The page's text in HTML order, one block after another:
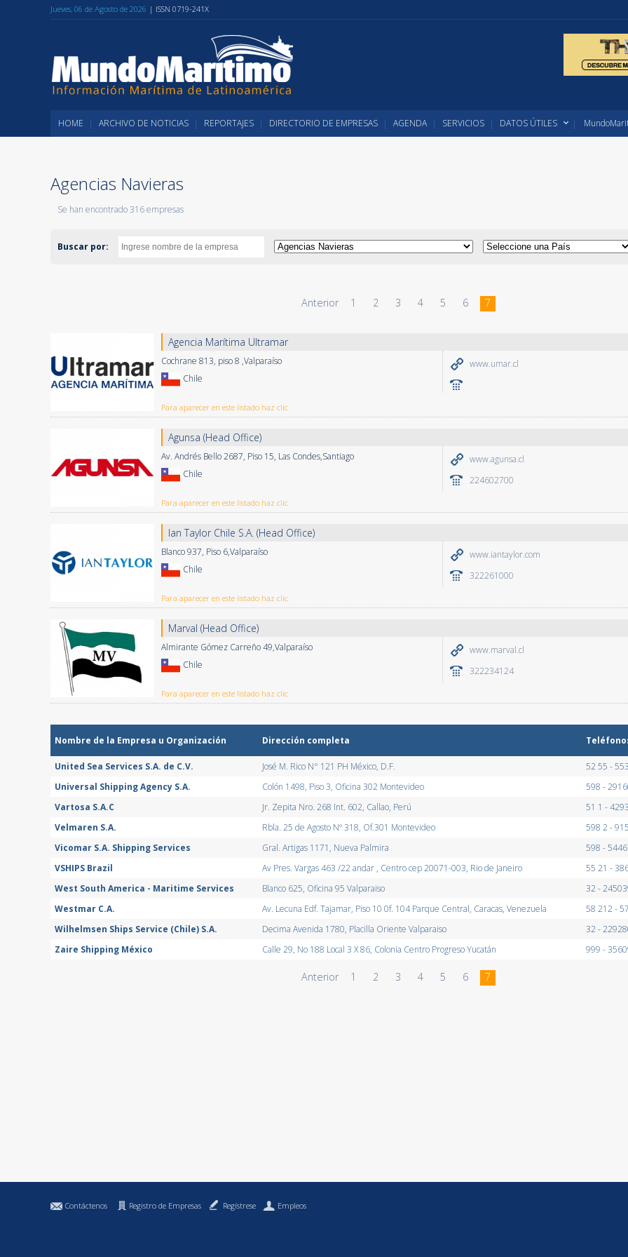
Jueves, 06 de Agosto de 2026 | ISSN 0719-241X
HOME ARCHIVO DE NOTICIAS REPORTAJES DIRECTORIO DE EMPRESAS AGENDA SERVICIOS DATOS ÚTILES
Agencias Navieras
Se han encontrado 316 empresas
Buscar por:
Anterior 1 2 3 4 5 6 7
Agencia Marítima Ultramar
Cochrane 813, piso 8 ,Valparaíso
Chile
Para aparecer en este listado haz clic
www.umar.cl
Agunsa (Head Office)
Av. Andrés Bello 2687, Piso 15, Las Condes,Santiago
Chile
Para aparecer en este listado haz clic
www.agunsa.cl
224602700
Ian Taylor Chile S.A. (Head Office)
Blanco 937, Piso 6,Valparaíso
Chile
Para aparecer en este listado haz clic
www.iantaylor.com
322261000
Marval (Head Office)
Almirante Gómez Carreño 49,Valparaíso
Chile
Para aparecer en este listado haz clic
www.marval.cl
322234124
Nombre de la Empresa u Organización Dirección completa
United Sea Services S.A. de C.V. José M. Rico N° 121 PH México, D.F. 52 55 -
Universal Shipping Agency S.A.
Colón 1498, Piso 3, Oficina 302 Montevideo 598 -
Vartosa S.A.C
Jr. Zepita Nro. 268 Int. 602, Callao, Perú 51 1 -
Velmaren S.A.
Rbla. 25 de Agosto Nº 318, Of.301 Montevideo 598 2 -
Vicomar S.A. Shipping Services
Gral. Artigas 1171, Nueva Palmira 598 -
VSHIPS Brazil
Av Pres. Vargas 463 /22 andar , Centro cep 20071-003, Rio de Janeiro 55 21 -
West South America - Maritime Services
Blanco 625, Oficina 95 Valparaiso 32 -
Westmar C.A.
Av. Lecuna Edf. Tajamar, Piso 10 0f. 104 Parque Central, Caracas, Venezuela 58 212 -
Wilhelmsen Ships Service (Chile) S.A.
Decima Avenida 1780, Placilla Oriente Valparaiso 32 -
Zaire Shipping México
Calle 29, No 188 Local 3 X 86, Colonia Centro Progreso Yucatán 999 -
Anterior 1 2 3 4 5 6 7
Contáctenos Registro de Empresas Regístrese Empleos